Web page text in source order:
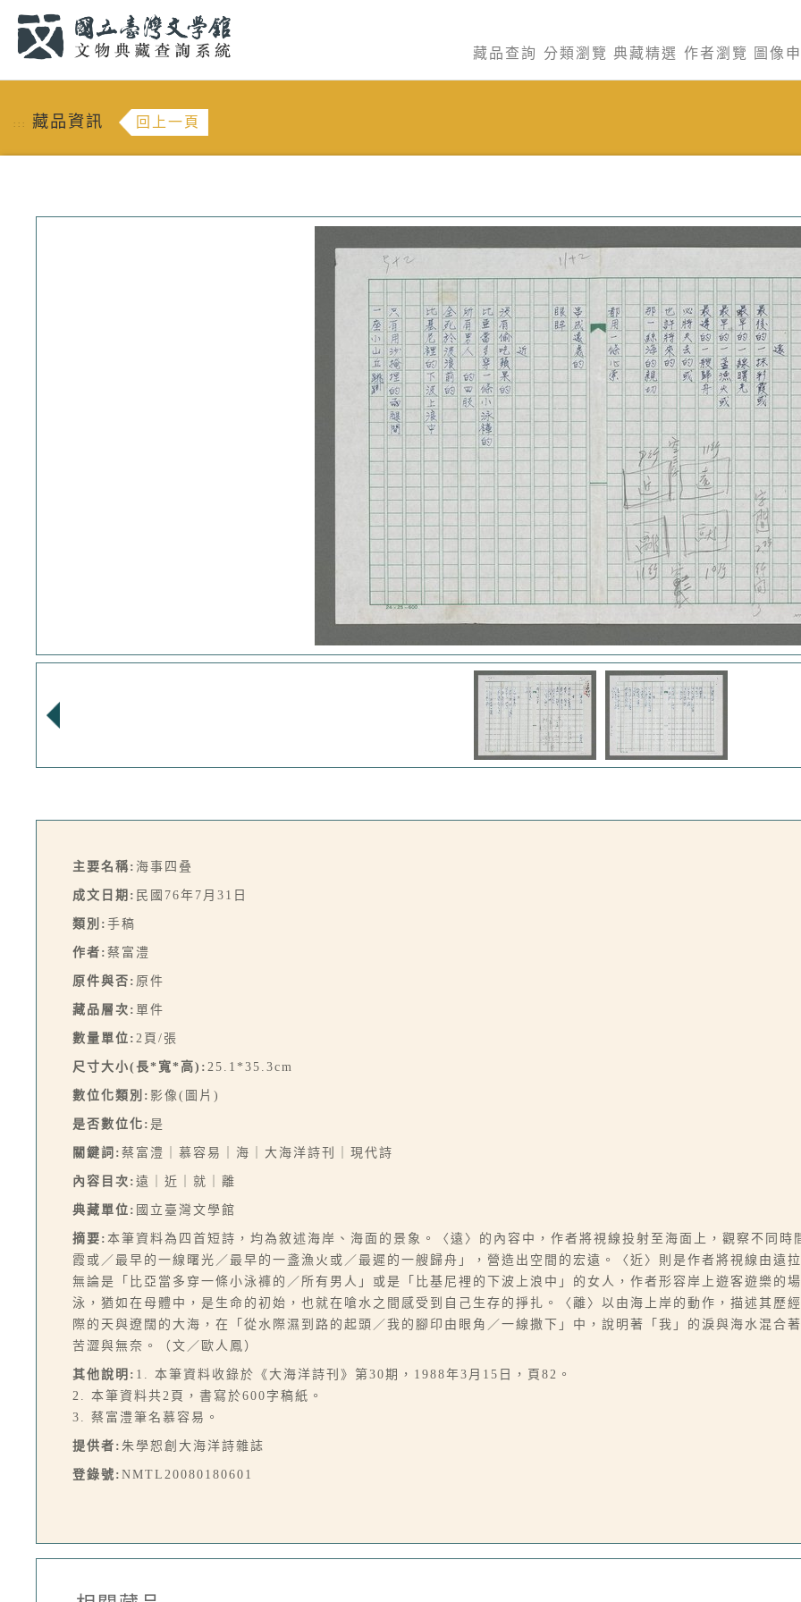
藏品查詢 分類瀏覽 典藏精選 作者瀏覽 圖像
::: 藏品資訊 回上一頁
主要名稱: 海事四叠
成文日期: 民國76年7月31日
類別: 手稿
作者: 蔡富澧
原件與否: 原件
藏品層次: 單件
數量單位: 2頁/張
尺寸大小(長*寬*高): 25.1*35.3cm
數位化類別: 影像(圖片)
是否數位化: 是
關鍵詞: 蔡富澧｜慕容易｜海｜大海洋詩刊｜現代詩
內容目次: 遠｜近｜就｜離
典藏單位: 國立臺灣文學館
摘要: 本筆資料為四首短詩，均為敘述海岸、海面的景象。〈遠〉的內容中，作者將視線投射至海面上，觀察不同
霞或／最早的一線曙光／最早的一盞漁火或／最遲的一艘歸舟」，營造出空間的宏遠。〈近〉則是作者將視線由遠
無論是「比亞當多穿一條小泳褲的／所有男人」或是「比基尼裡的下波上浪中」的女人，作者形容岸上遊客遊樂的
泳，猶如在母體中，是生命的初始，也就在嗆水之間感受到自己生存的掙扎。〈離〉以由海上岸的動作，描述其歷
際的天與遼闊的大海，在「從水際濕到路的起頭／我的腳印由眼角／一線撒下」中，說明著「我」的淚與海水混合
苦澀與無奈。（文／歐人鳳）
其他說明: 1. 本筆資料收錄於《大海洋詩刊》第30期，1988年3月15日，頁82。
2. 本筆資料共2頁，書寫於600字稿紙。
3. 蔡富澧筆名慕容易。
提供者: 朱學恕創大海洋詩雜誌
登錄號: NMTL20080180601